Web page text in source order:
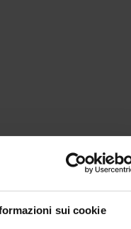
sui cookie